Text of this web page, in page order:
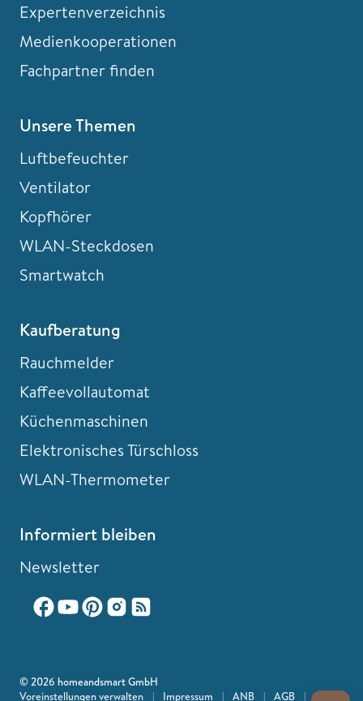
Expertenverzeichnis
Medienkooperationen
Fachpartner finden
Unsere Themen
Luftbefeuchter
Ventilator
Kopfhörer
WLAN-Steckdosen
Smartwatch
Kaufberatung
Rauchmelder
Kaffeevollautomat
Küchenmaschinen
Elektronisches Türschloss
WLAN-Thermometer
Informiert bleiben
Newsletter
© 2026 homeandsmart GmbH
Voreinstellungen verwalten
| Impressum | ANB | AGB |